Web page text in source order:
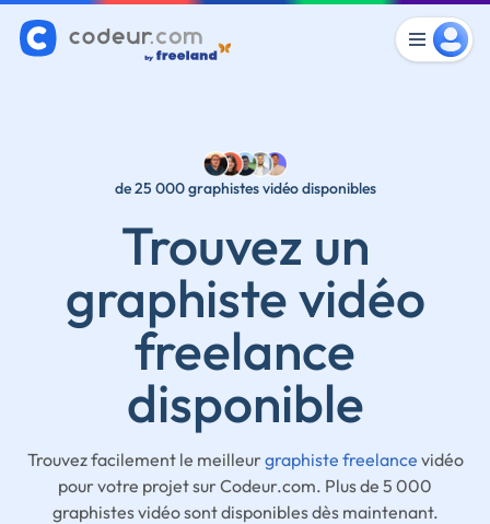
de 25 000 graphistes vidéo disponibles
Trouvez un
graphiste vidéo
freelance
disponible
Trouvez facilement le meilleurgraphiste freelance vidéo
pour votre projet sur Codeur.com. Plus de 5 000
graphistes vidéo sont disponibles dès maintenant.